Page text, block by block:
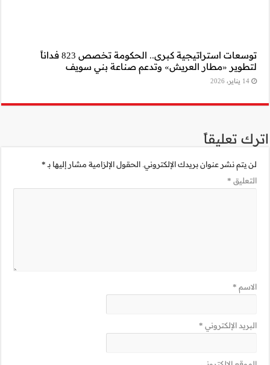
توسعات استراتيجية كبرى.. الحكومة تخصص 823 فداناً
سويف
مشار إليها بـ*